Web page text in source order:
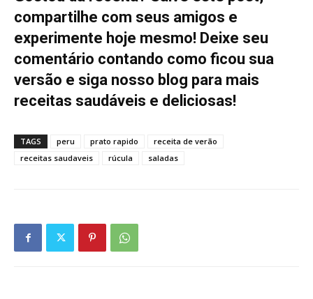
compartilhe com seus amigos e
experimente hoje mesmo! Deixe seu
comentário contando como ficou sua
versão e siga nosso blog para mais
receitas saudáveis e deliciosas!
TAGS peru prato rapido
receita de verão
receitas saudaveis
rúcula saladas